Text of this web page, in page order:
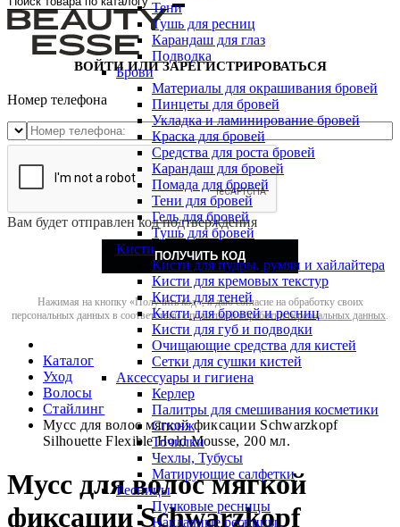
Тени
Тушь для ресниц
Карандаш для глаз
Подводка
Брови
Материалы для окрашивания бровей
Пинцеты для бровей
Укладка и ламинирование бровей
Краска для бровей
Средства для роста бровей
Карандаш для бровей
Помада для бровей
Тени для бровей
Гель для бровей
Тушь для бровей
Кисти
Кисти для пудры, румян и хайлайтера
Кисти для кремовых текстур
Кисти для теней
Кисти для бровей и ресниц
Кисти для губ и подводки
Очищающие средства для кистей
Сетки для сушки кистей
Аксессуары и гигиена
Керлер
Палитры для смешивания косметики
Спонж
Точилки
Чехлы, Тубусы
Матирующие салфетки
Ресницы
Пучковые ресницы
Накладные ресницы
ВОЙТИ ИЛИ ЗАРЕГИСТРИРОВАТЬСЯ
Номер телефона
Вам будет отправлен код подтверждения
ПОЛУЧИТЬ КОД
Нажимая на кнопку «Получить код», я даю согласие на обработку своих
персональных данных в соответствии сполитикой обработки персональных данных.
Каталог
Уход
Волосы
Стайлинг
Мусс для волос мягкой фиксации Schwarzkopf
Silhouette Flexible Hold Mousse, 200 мл.
Мусс для волос мягкой
фиксации Schwarzkopf